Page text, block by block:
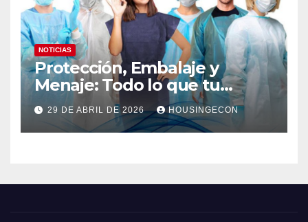
NOTICIAS
Protección, Embalaje y
Menaje: Todo lo que tu
negocio necesita en un solo
lugar
29 DE ABRIL DE 2026 HOUSINGECON